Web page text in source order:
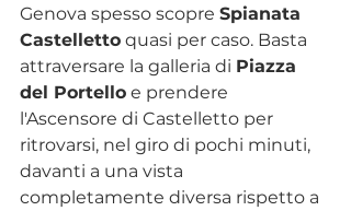
Genova spesso scopre Spianata
Castelletto quasi per caso. Basta
attraversare la galleria di Piazza
del Portello e prendere
l'Ascensore di Castelletto per
ritrovarsi, nel giro di pochi minuti,
davanti a una vista
completamente diversa rispetto a